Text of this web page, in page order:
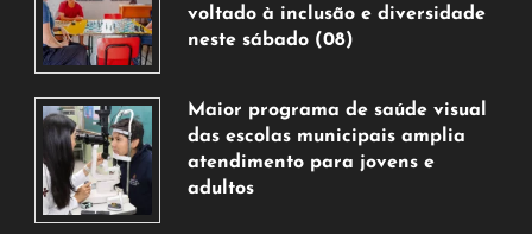
voltado à inclusão e diversidade
neste sábado (08)
de
agosto
de
2026
Maior programa de saúde visual
das escolas municipais amplia
atendimento para jovens e
adultos